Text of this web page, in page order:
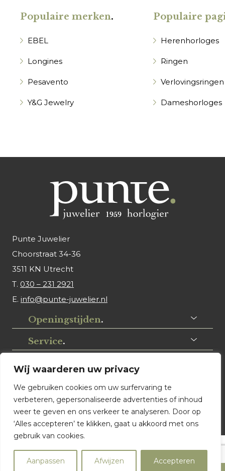
Wij waarderen uw privacy
We gebruiken cookies om uw surfervaring te
verbeteren, gepersonaliseerde advertenties of inhoud
weer te geven en ons verkeer te analyseren. Door op
‘Alles accepteren’ te klikken, gaat u akkoord met ons
gebruik van cookies.
Aanpassen Afwijzen Accepteren
Populaire merken.
EBEL
Longines
Pesavento
Y&G Jewelry
Populaire
Herenhorloges
Ringen
Verlovingsringen
Dameshorloges
Punte Juwelier
Choorstraat 34-36
3511 KN Utrecht
T. 030 – 231 2921
E. info@punte-juwelier.nl
Openingstijden.
Service.
Volg ons
© Punte Juwelier Utrecht. Website ontwerp & realisatie:
Watch this Agency BV Almere